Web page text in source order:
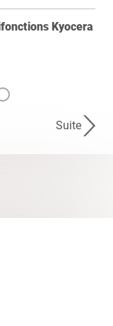
Kyocera
Suite